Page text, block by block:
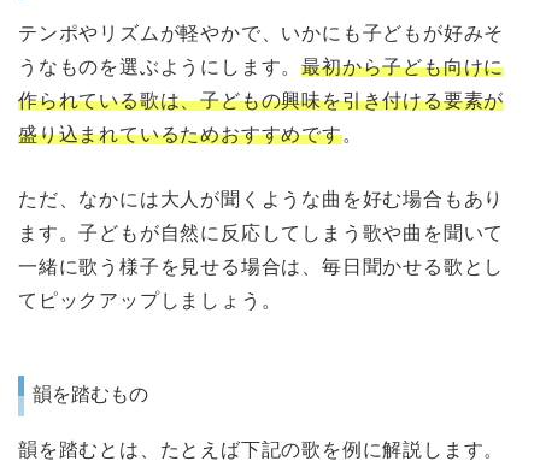
テンポやリズムが軽やかで、いかにも子どもが好みそ
うなものを選ぶようにします。最初から子ども向けに
作られている歌は、子どもの興味を引き付ける要素が
盛り込まれているためおすすめです。
ただ、なかには大人が聞くような曲を好む場合もあり
ます。子どもが自然に反応してしまう歌や曲を聞いて
一緒に歌う様子を見せる場合は、毎日聞かせる歌とし
てピックアップしましょう。
韻を踏むもの
韻を踏むとは、たとえば下記の歌を例に解説します。